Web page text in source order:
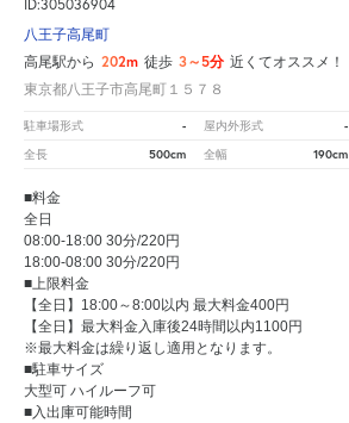
ID:305036904
八王子高尾町
高尾駅から 202m 徒歩 3～5分 近くてオススメ！
東京都八王子市高尾町１５７８
駐車場形式 - 屋内外形式 -
全長 500cm 全幅 190cm
■料金
全日
08:00-18:00 30分/220円
18:00-08:00 30分/220円
■上限料金
【全日】18:00～8:00以内 最大料金400円
【全日】最大料金入庫後24時間以内1100円
※最大料金は繰り返し適用となります。
■駐車サイズ
大型可 ハイルーフ可
■入出庫可能時間